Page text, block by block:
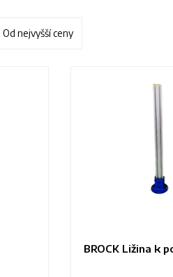
Od nejvyšší ceny
BROCK Ližina k